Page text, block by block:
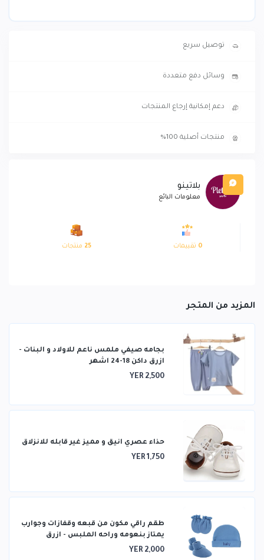
توصيل سريع
وسائل دفع متعددة
دعم إمكانية إرجاع المنتجات
منتجات أصلية 100%
بلاتينو
معلومات البائع
0 تقييمات 25 منتجات
المزيد من المتجر
بجامه صيفي ملمس ناعم للاولاد و البنات -
ازرق داكن 18-24 اشهر
YER 2,500
حذاء عصري انيق و مميز غير قابله للانزلاق
YER 1,750
طقم راقي مكون من قبعه وقفازات وجوارب
يمتاز بنعومه وراحه الملبس - ازرق
YER 2,000